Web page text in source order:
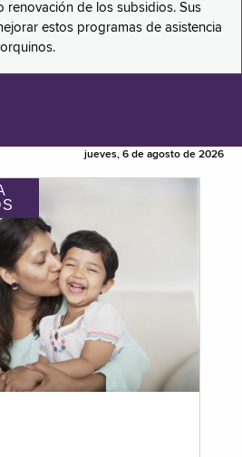
renovación de los subsidios. Sus
estos programas de asistencia
jueves, 6 de agosto de 2026